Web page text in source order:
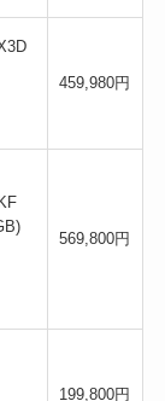
459,980円
569,800円
199,800円